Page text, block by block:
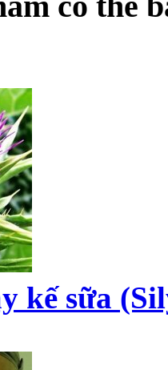
kế sữa